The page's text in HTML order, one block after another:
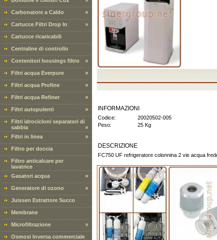
Carbonatore a Caldo »
Cartucce Filtri Drop In »
Cartucce ricaricabili
Centraline di controllo
Contenitori housings filtro »
Filtri acqua Everpure »
Filtri acqua Profine »
Filtri acqua Refiner »
Filtri autopulenti »
Filtri idrocicloni separatori di
sabbia
»
Filtri in linea
»
Filtro per doccia
Filtro anticalcare per
lavatrice
Gasatori acqua
»
Generatore di ozono »
Juissen Estrattore Succo
Membrane
Microfiltrazione »
Osmosi Inversa commerciale
INFORMAZIONI
Codice:
20020502-005
Peso:
25 Kg
DESCRIZIONE
FC750 UF refrigeratore colonnina 2 vie acqua